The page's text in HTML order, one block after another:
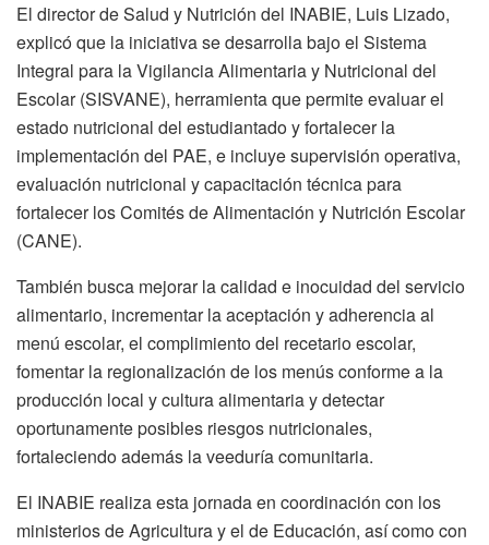
El director de Salud y Nutrición del INABIE, Luis Lizado,
explicó que la iniciativa se desarrolla bajo el Sistema
Integral para la Vigilancia Alimentaria y Nutricional del
Escolar (SISVANE), herramienta que permite evaluar el
estado nutricional del estudiantado y fortalecer la
implementación del PAE, e incluye supervisión operativa,
evaluación nutricional y capacitación técnica para
fortalecer los Comités de Alimentación y Nutrición Escolar
(CANE).
También busca mejorar la calidad e inocuidad del servicio
alimentario, incrementar la aceptación y adherencia al
menú escolar, el complimiento del recetario escolar,
fomentar la regionalización de los menús conforme a la
producción local y cultura alimentaria y detectar
oportunamente posibles riesgos nutricionales,
fortaleciendo además la veeduría comunitaria.
El INABIE realiza esta jornada en coordinación con los
ministerios de Agricultura y el de Educación, así como con